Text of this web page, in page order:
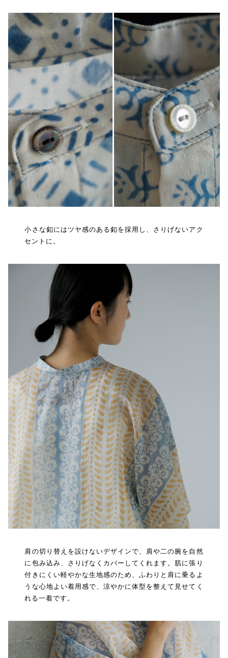
小さな釦にはツヤ感のある釦を採用し、さりげないアク
セントに。
肩の切り替えを設けないデザインで、肩や二の腕を自然
に包み込み、さりげなくカバーしてくれます。肌に張り
付きにくい軽やかな生地感のため、ふわりと肩に乗るよ
うな心地よい着用感で、涼やかに体型を整えて見せてく
れる一着です。